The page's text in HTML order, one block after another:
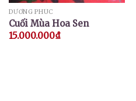
DƯƠNG PHÚC
Cuối Mùa Hoa Sen
15.000.000₫